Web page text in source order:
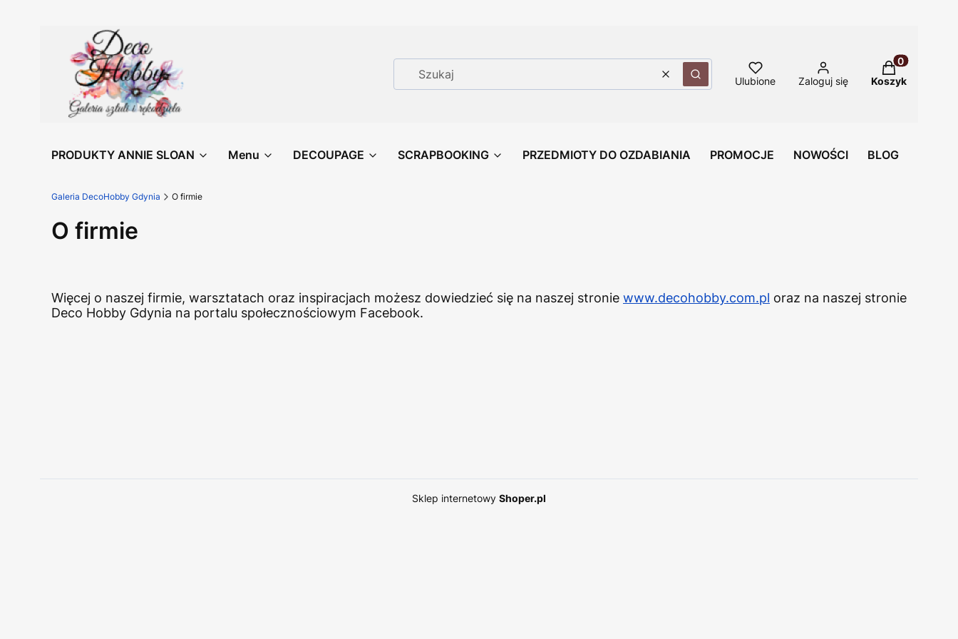
WyczyśćSzukaj Ulubione Zaloguj się
Produkty w
Koszyk
PRODUKTY ANNIE SLOAN Menu DECOUPAGE SCRAPBOOKING PRZEDMIOTY DO OZDABIANIA PROMOCJE NOWOŚCI BLOG
Galeria DecoHobby Gdynia O firmie
O firmie
Więcej o naszej firmie, warsztatach oraz inspiracjach możesz dowiedzieć się na naszej stronie www.decohobby.com.pl oraz na naszej stronie
Deco Hobby Gdynia na portalu społecznościowym Facebook.
Sklep internetowy Shoper.pl